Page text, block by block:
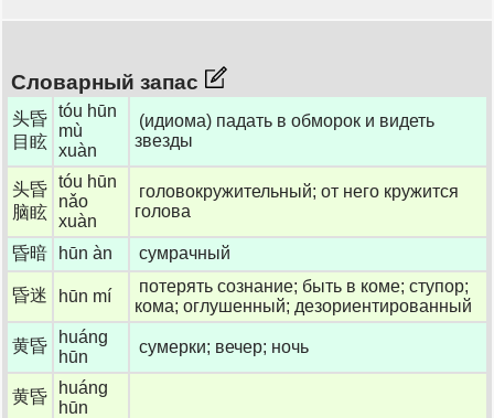
Словарный запас
头昏
目眩
tóu hūn
mù
xuàn
(идиома) падать в обморок и видеть
звезды
头昏
脑眩
tóu hūn
nǎo
xuàn
головокружительный; от него кружится
голова
昏暗 hūn àn сумрачный
昏迷 hūn mí
потерять сознание; быть в коме; ступор;
кома; оглушенный; дезориентированный
黄昏
huáng
hūn
сумерки; вечер; ночь
黄昏
huáng
hūn